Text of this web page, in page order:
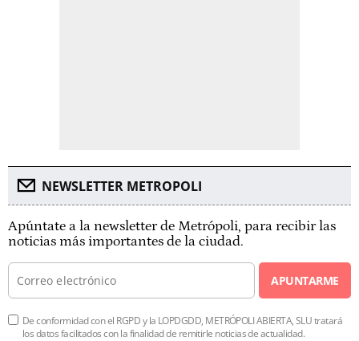
NEWSLETTER METROPOLI
Apúntate a la newsletter de Metrópoli, para recibir las
noticias más importantes de la ciudad.
APUNTARME
De conformidad con el RGPD y la LOPDGDD, METRÓPOLI ABIERTA, SLU tratará
los datos facilitados con la finalidad de remitirle noticias de actualidad.